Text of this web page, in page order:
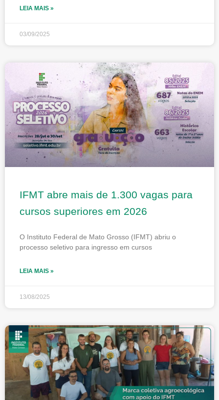
LEIA MAIS »
03/09/2025
IFMT abre mais de 1.300 vagas para
cursos superiores em 2026
O Instituto Federal de Mato Grosso (IFMT) abriu o
processo seletivo para ingresso em cursos
LEIA MAIS »
13/08/2025